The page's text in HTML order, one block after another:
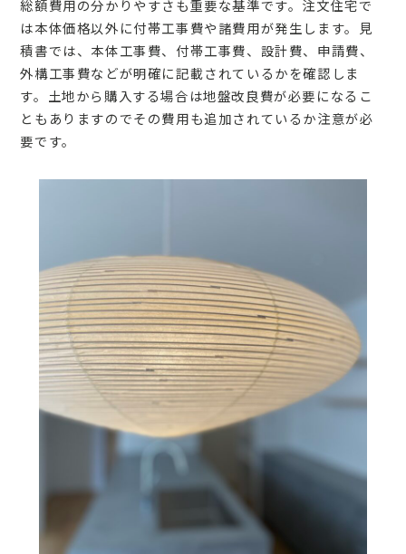
総額費用の分かりやすさも重要な基準です。注文住宅で
は本体価格以外に付帯工事費や諸費用が発生します。見
積書では、本体工事費、付帯工事費、設計費、申請費、
外構工事費などが明確に記載されているかを確認しま
す。土地から購入する場合は地盤改良費が必要になるこ
ともありますのでその費用も追加されているか注意が必
要です。